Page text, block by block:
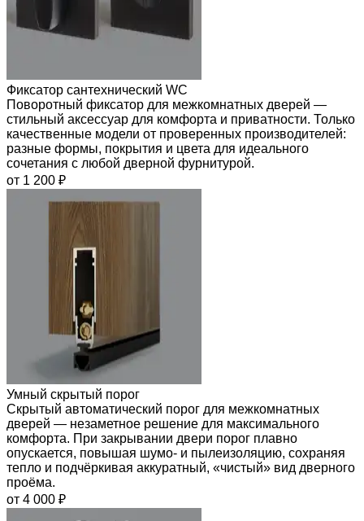
Фиксатор сантехнический WC
Поворотный фиксатор для межкомнатных дверей —
стильный аксессуар для комфорта и приватности. Только
качественные модели от проверенных производителей:
разные формы, покрытия и цвета для идеального
сочетания с любой дверной фурнитурой.
от 1 200 ₽
Умный скрытый порог
Скрытый автоматический порог для межкомнатных
дверей — незаметное решение для максимального
комфорта. При закрывании двери порог плавно
опускается, повышая шумо- и пылеизоляцию, сохраняя
тепло и подчёркивая аккуратный, «чистый» вид дверного
проёма.
от 4 000 ₽